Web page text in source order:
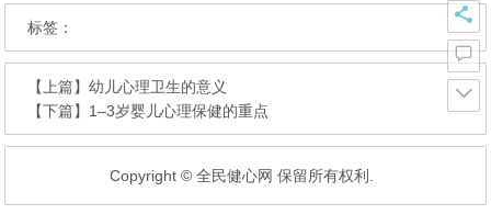
标签：
【上篇】幼儿心理卫生的意义
【下篇】 1–3岁婴儿心理保健的重点
Copyright © 全民健心网 保留所有权利.